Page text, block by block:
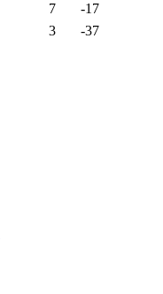
7
-17
3
-37